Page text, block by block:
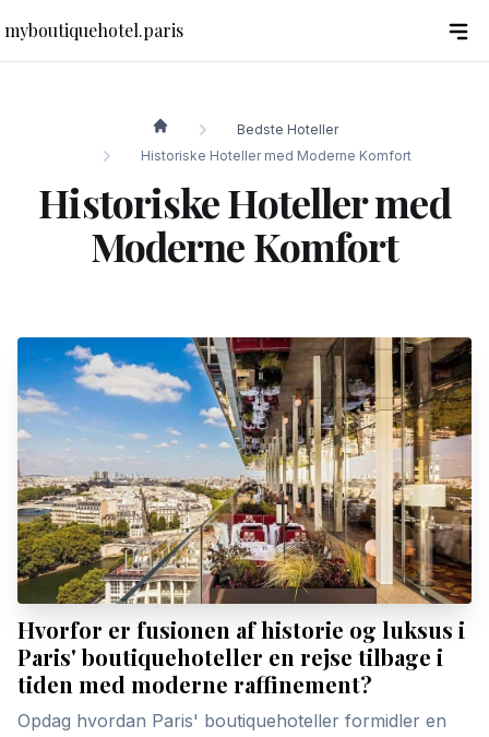
myboutiquehotel.paris
Bedste Hoteller
Historiske Hoteller med Moderne Komfort
Historiske Hoteller med
Moderne Komfort
Hvorfor er fusionen af historie og luksus i
Paris' boutiquehoteller en rejse tilbage i
tiden med moderne raffinement?
Opdag hvordan Paris' boutiquehoteller formidler en